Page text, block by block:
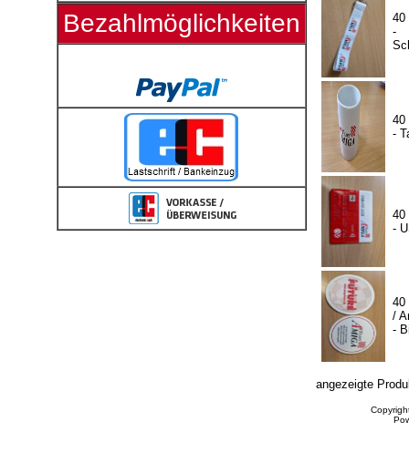
Bezahlmöglichkeiten
40
-
40
-
40
-
40
/
-
angezeigte